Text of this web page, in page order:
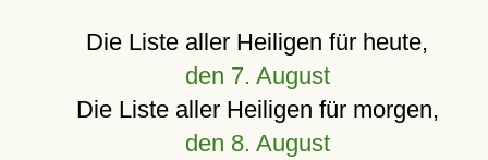
Die Liste aller Heiligen für heute,
den 7. August
Die Liste aller Heiligen für morgen,
den 8. August